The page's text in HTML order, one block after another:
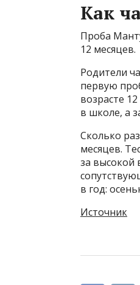
Как
Проба
12 месяцев.
Родители
первую
возрасте
в школе, а
Сколько
месяцев.
за высокой
в год:
Источник